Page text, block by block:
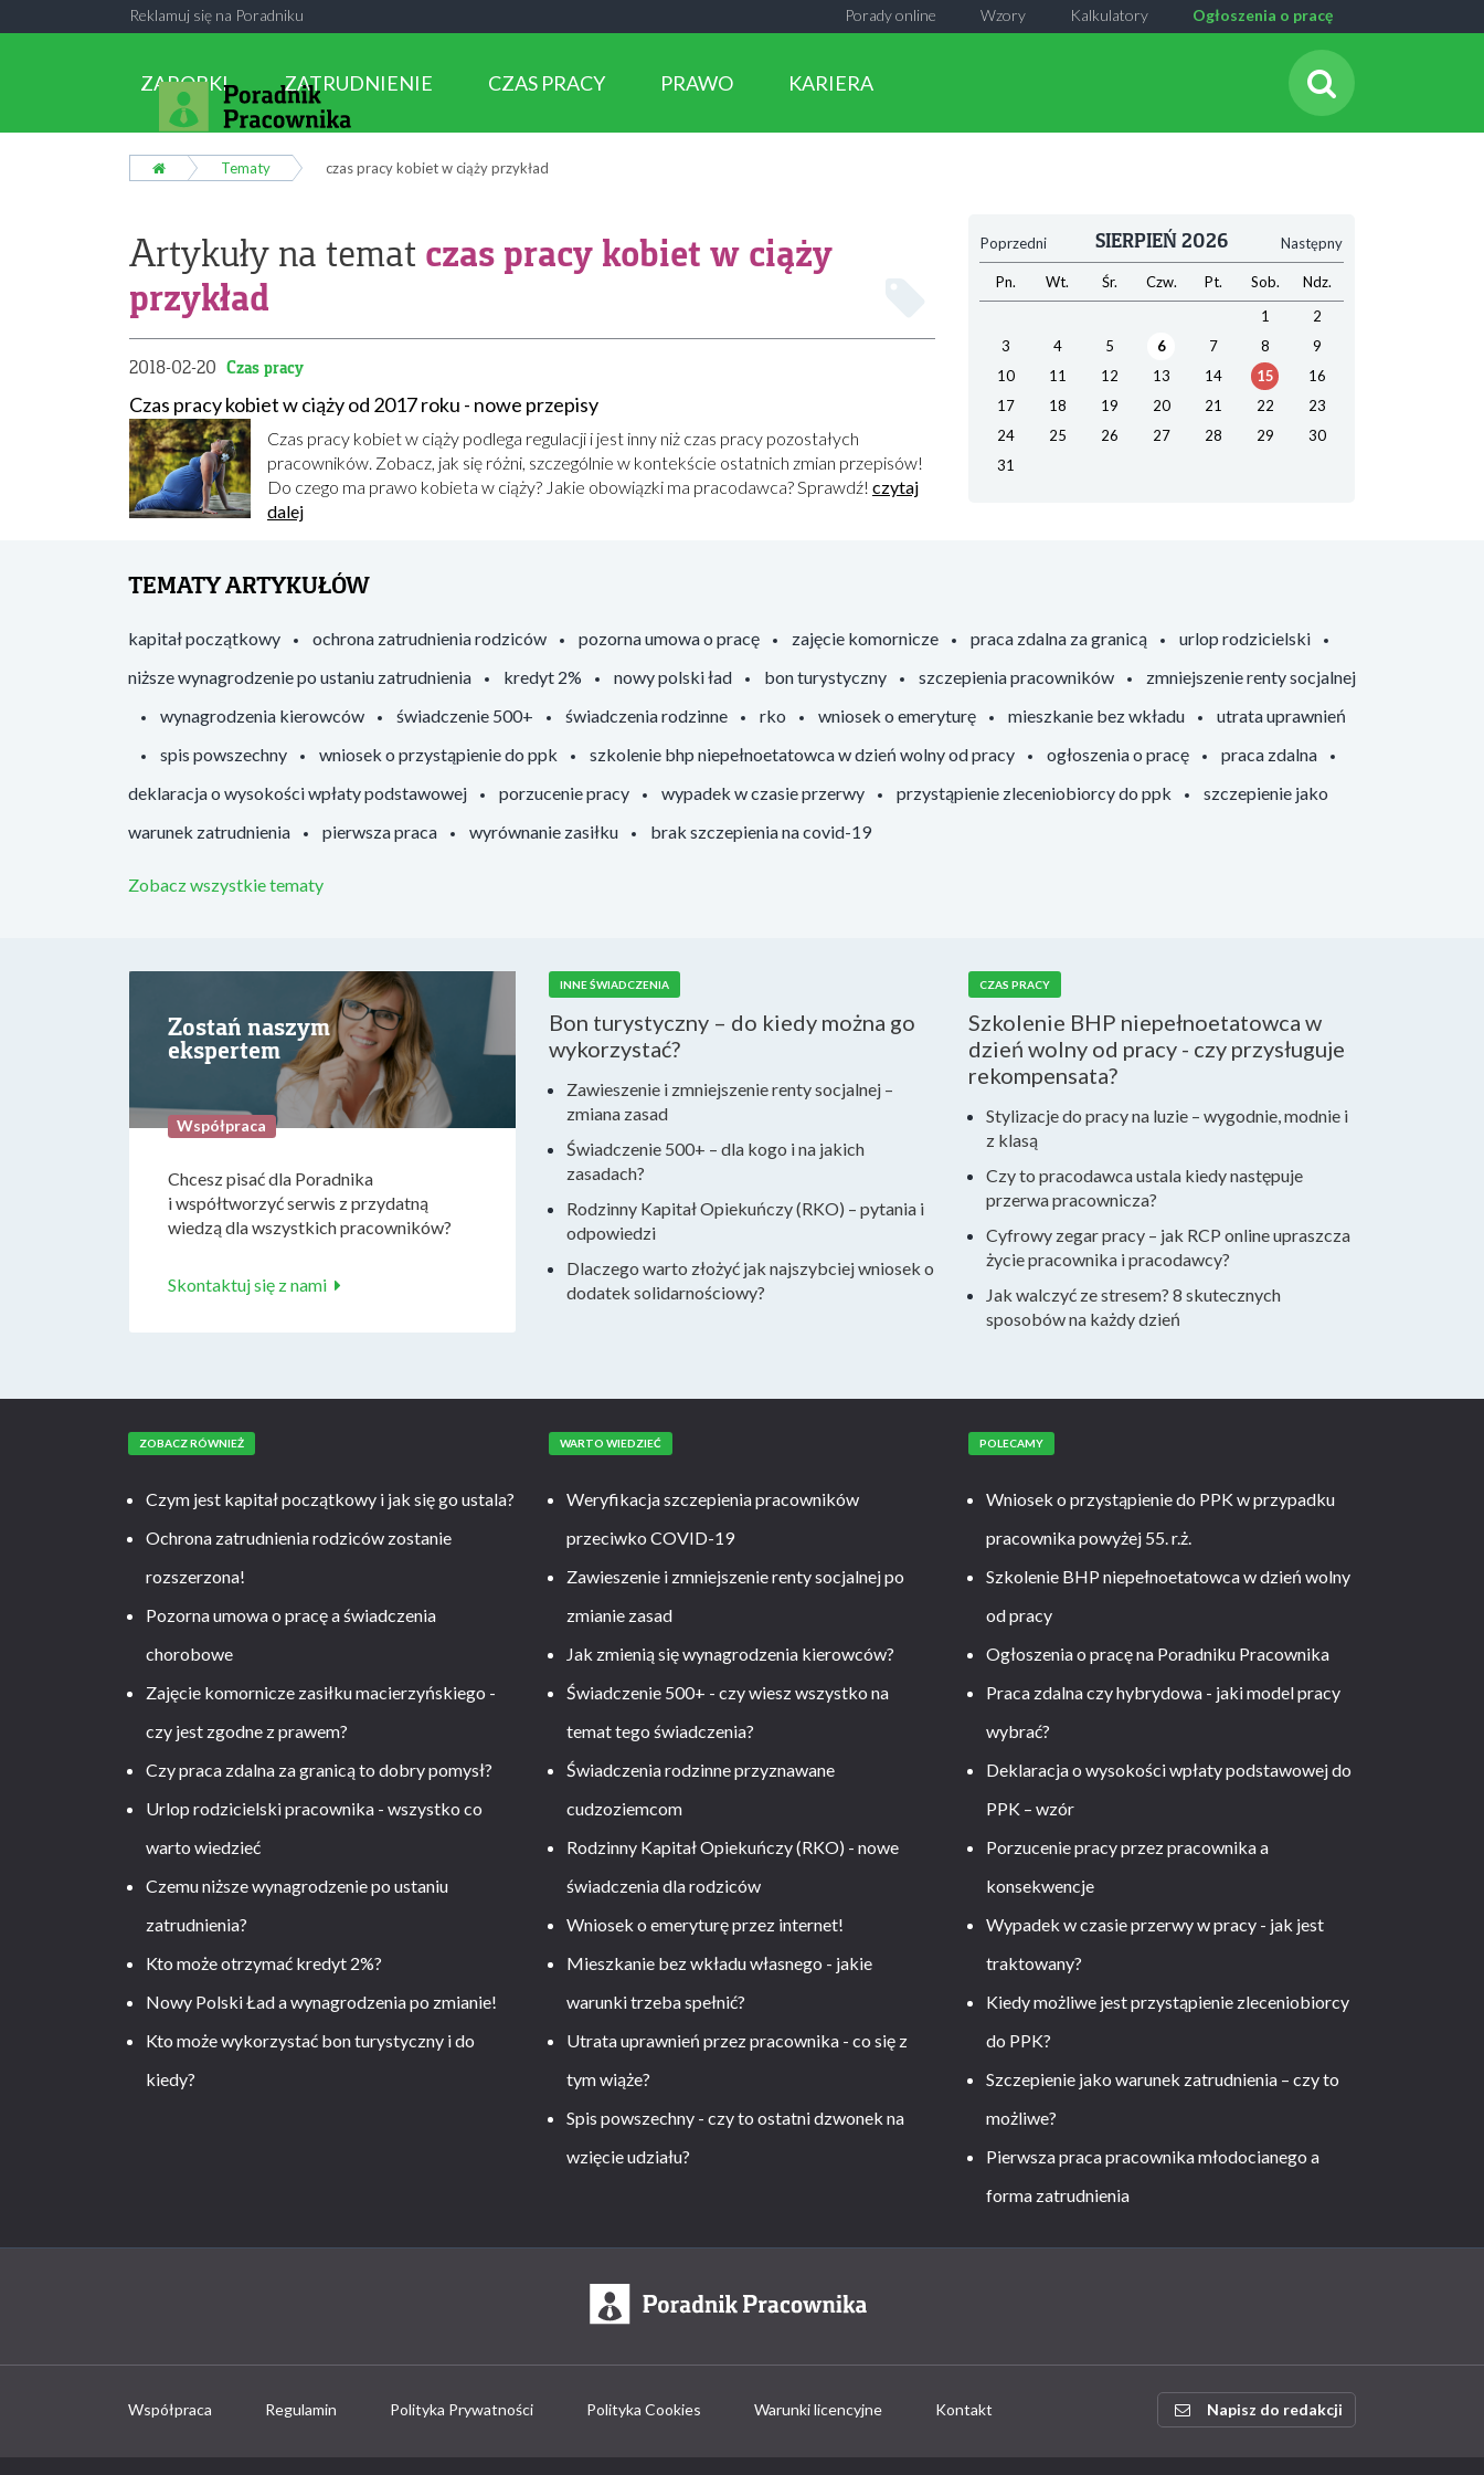
Reklamuj się na Poradniku Ogłoszenia o pracę
Kalkulatory
Wzory
Porady online
ZAROBKI ZATRUDNIENIE CZAS PRACY PRAWO KARIERA
Tematy czas pracy kobiet w ciąży przykład
Artykuły na temat czas pracy kobiet w ciąży
przykład
2018-02-20 Czas pracy
Czas pracy kobiet w ciąży od 2017 roku - nowe przepisy
Czas pracy kobiet w ciąży podlega regulacji i jest inny niż czas pracy pozostałych
pracowników. Zobacz, jak się różni, szczególnie w kontekście ostatnich zmian przepisów!
Do czego ma prawo kobieta w ciąży? Jakie obowiązki ma pracodawca? Sprawdź! czytaj
dalej
Poprzedni Następny
SIERPIEŃ 2026
Pn. Wt. Śr. Czw. Pt. Sob.
Ndz.
1
2
3
4 5 6 7 8
9
10
11 12 13 14 15
16
17
18 19 20 21 22
23
24
25 26 27 28 29
30
31
TEMATY ARTYKUŁÓW
kapitał początkowy ochrona zatrudnienia rodziców pozorna umowa o pracę zajęcie komornicze praca zdalna za granicą
urlop rodzicielski
niższe wynagrodzenie po ustaniu zatrudnienia
kredyt 2% nowy polski ład bon turystyczny szczepienia pracowników
zmniejszenie renty socjalnej
wynagrodzenia kierowców
świadczenie 500+ świadczenia rodzinne rko wniosek o emeryturę mieszkanie bez wkładu
utrata uprawnień
spis powszechny
wniosek o przystąpienie do ppk szkolenie bhp niepełnoetatowca w dzień wolny od pracy ogłoszenia o pracę
praca zdalna
deklaracja o wysokości wpłaty podstawowej
porzucenie pracy wypadek w czasie przerwy przystąpienie zleceniobiorcy do ppk
szczepienie jako
warunek zatrudnienia
pierwsza praca wyrównanie zasiłku brak szczepienia na covid-19
Zobacz wszystkie tematy
Zostań naszym
ekspertem
Współpraca
Chcesz pisać dla Poradnika
i współtworzyć serwis z przydatną
wiedzą dla wszystkich pracowników?
Skontaktuj się z nami
INNE ŚWIADCZENIA
Bon turystyczny – do kiedy można go
wykorzystać?
Zawieszenie i zmniejszenie renty socjalnej –
zmiana zasad
Świadczenie 500+ – dla kogo i na jakich
zasadach?
Rodzinny Kapitał Opiekuńczy (RKO) – pytania i
odpowiedzi
Dlaczego warto złożyć jak najszybciej wniosek o
dodatek solidarnościowy?
CZAS PRACY
Szkolenie BHP niepełnoetatowca w
dzień wolny od pracy - czy przysługuje
rekompensata?
Stylizacje do pracy na luzie – wygodnie, modnie i
z klasą
Czy to pracodawca ustala kiedy następuje
przerwa pracownicza?
Cyfrowy zegar pracy – jak RCP online upraszcza
życie pracownika i pracodawcy?
Jak walczyć ze stresem? 8 skutecznych
sposobów na każdy dzień
ZOBACZ RÓWNIEŻ
Czym jest kapitał początkowy i jak się go ustala?
Ochrona zatrudnienia rodziców zostanie
rozszerzona!
Pozorna umowa o pracę a świadczenia
chorobowe
Zajęcie komornicze zasiłku macierzyńskiego -
czy jest zgodne z prawem?
Czy praca zdalna za granicą to dobry pomysł?
Urlop rodzicielski pracownika - wszystko co
warto wiedzieć
Czemu niższe wynagrodzenie po ustaniu
zatrudnienia?
Kto może otrzymać kredyt 2%?
Nowy Polski Ład a wynagrodzenia po zmianie!
Kto może wykorzystać bon turystyczny i do
kiedy?
WARTO WIEDZIEĆ
Weryfikacja szczepienia pracowników
przeciwko COVID-19
Zawieszenie i zmniejszenie renty socjalnej po
zmianie zasad
Jak zmienią się wynagrodzenia kierowców?
Świadczenie 500+ - czy wiesz wszystko na
temat tego świadczenia?
Świadczenia rodzinne przyznawane
cudzoziemcom
Rodzinny Kapitał Opiekuńczy (RKO) - nowe
świadczenia dla rodziców
Wniosek o emeryturę przez internet!
Mieszkanie bez wkładu własnego - jakie
warunki trzeba spełnić?
Utrata uprawnień przez pracownika - co się z
tym wiąże?
Spis powszechny - czy to ostatni dzwonek na
wzięcie udziału?
POLECAMY
Wniosek o przystąpienie do PPK w przypadku
pracownika powyżej 55. r.ż.
Szkolenie BHP niepełnoetatowca w dzień wolny
od pracy
Ogłoszenia o pracę na Poradniku Pracownika
Praca zdalna czy hybrydowa - jaki model pracy
wybrać?
Deklaracja o wysokości wpłaty podstawowej do
PPK – wzór
Porzucenie pracy przez pracownika a
konsekwencje
Wypadek w czasie przerwy w pracy - jak jest
traktowany?
Kiedy możliwe jest przystąpienie zleceniobiorcy
do PPK?
Szczepienie jako warunek zatrudnienia – czy to
możliwe?
Pierwsza praca pracownika młodocianego a
forma zatrudnienia
Współpraca Regulamin Polityka Prywatności Polityka Cookies Warunki licencyjne Kontakt Napisz do redakcji